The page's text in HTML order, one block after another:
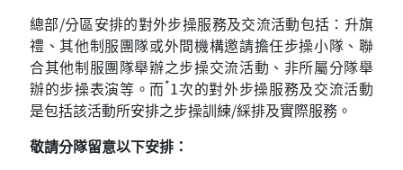
總部/分區安排的對外步操服務及交流活動包括：升旗
禮、其他制服團隊或外間機構邀請擔任步操小隊、聯
合其他制服團隊舉辦之步操交流活動、非所屬分隊舉
辦的步操表演等。而*1次的對外步操服務及交流活動
是包括該活動所安排之步操訓練/綵排及實際服務。
敬請分隊留意以下安排：